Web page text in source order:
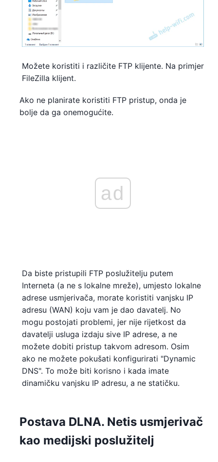
Možete koristiti i različite FTP klijente. Na primjer
FileZilla klijent.
Ako ne planirate koristiti FTP pristup, onda je
bolje da ga onemogućite.
ad
Da biste pristupili FTP poslužitelju putem
Interneta (a ne s lokalne mreže), umjesto lokalne
adrese usmjerivača, morate koristiti vanjsku IP
adresu (WAN) koju vam je dao davatelj. No
mogu postojati problemi, jer nije rijetkost da
davatelji usluga izdaju sive IP adrese, a ne
možete dobiti pristup takvom adresom. Osim
ako ne možete pokušati konfigurirati "Dynamic
DNS". To može biti korisno i kada imate
dinamičku vanjsku IP adresu, a ne statičku.
Postava DLNA. Netis usmjerivač
kao medijski poslužitelj